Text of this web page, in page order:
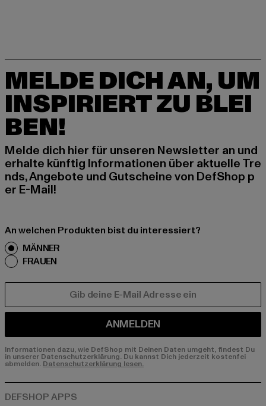
MELDE DICH AN, UM
INSPIRIERT ZU BLEI
BEN!
Melde dich hier für unseren Newsletter an und
erhalte künftig Informationen über aktuelle Tre
nds, Angebote und Gutscheine von DefShop p
er E-Mail!
An welchen Produkten bist du interessiert?
MÄNNER
FRAUEN
ANMELDEN
Informationen dazu, wie DefShop mit Deinen Daten umgeht, findest Du
in unserer Datenschutzerklärung. Du kannst Dich jederzeit kostenfei
abmelden. Datenschutzerklärung lesen.